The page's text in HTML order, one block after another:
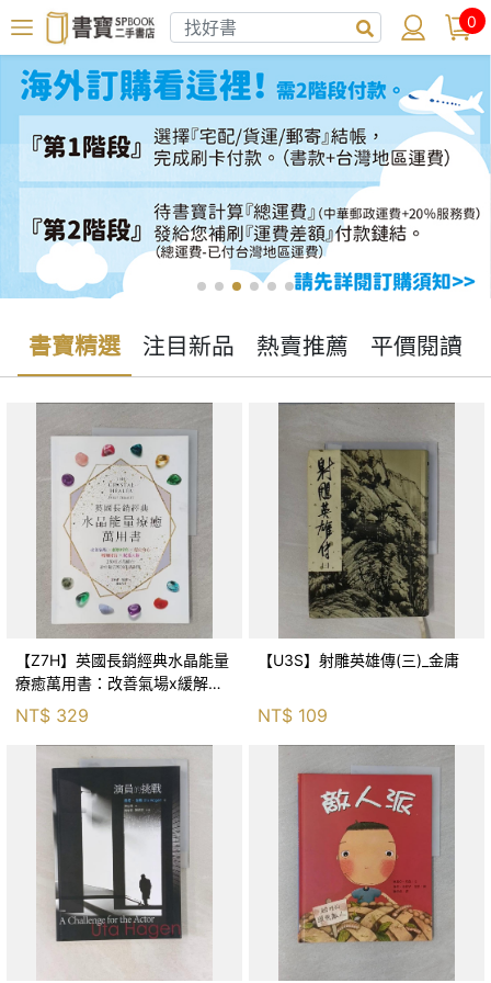
0
書寶精選 注目新品 熱賣推薦 平價閱讀
【Z7H】英國長銷經典水晶能量
療癒萬用書：改善氣場x緩解疼
痛x穩定身心x增加財富x促進人
緣，250種水晶礦石給你最完整
的生活對策_菲利
NT$ 329
【U3S】射雕英雄傳(三)_金庸
NT$ 109